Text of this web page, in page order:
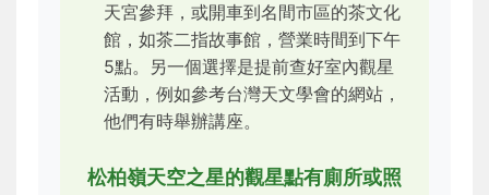
天宮參拜，或開車到名間市區的茶文化
館，如茶二指故事館，營業時間到下午
5點。另一個選擇是提前查好室內觀星
活動，例如參考台灣天文學會的網站，
他們有時舉辦講座。
松柏嶺天空之星的觀星點有廁所或照